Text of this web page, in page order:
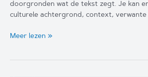
doorgronden wat de tekst zegt. Je kan
culturele achtergrond, context, verwante
Voetnoten
Meer lezen »